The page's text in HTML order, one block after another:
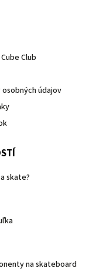
Club
údajov
skate?
na skateboard